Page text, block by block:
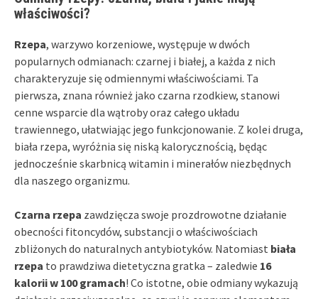
właściwości?
Rzepa, warzywo korzeniowe, występuje w dwóch
popularnych odmianach: czarnej i białej, a każda z nich
charakteryzuje się odmiennymi właściwościami. Ta
pierwsza, znana również jako czarna rzodkiew, stanowi
cenne wsparcie dla wątroby oraz całego układu
trawiennego, ułatwiając jego funkcjonowanie. Z kolei druga,
biała rzepa, wyróżnia się niską kalorycznością, będąc
jednocześnie skarbnicą witamin i minerałów niezbędnych
dla naszego organizmu.
Czarna rzepa zawdzięcza swoje prozdrowotne działanie
obecności fitoncydów, substancji o właściwościach
zbliżonych do naturalnych antybiotyków. Natomiast biała
rzepa to prawdziwa dietetyczna gratka – zaledwie 16
kalorii w 100 gramach! Co istotne, obie odmiany wykazują